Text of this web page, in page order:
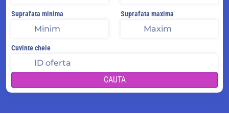
Suprafata minima Suprafata maxima
Cuvinte cheie
CAUTA